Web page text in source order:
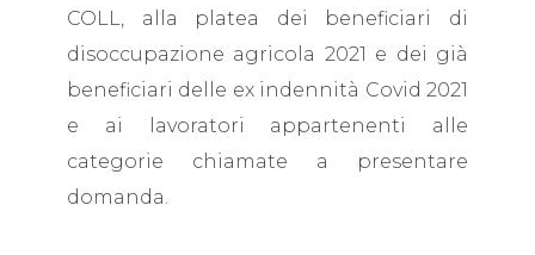
COLL, alla platea dei beneficiari di
disoccupazione agricola 2021 e dei già
beneficiari delle ex indennità Covid 2021
e ai lavoratori appartenenti alle
categorie chiamate a presentare
domanda.